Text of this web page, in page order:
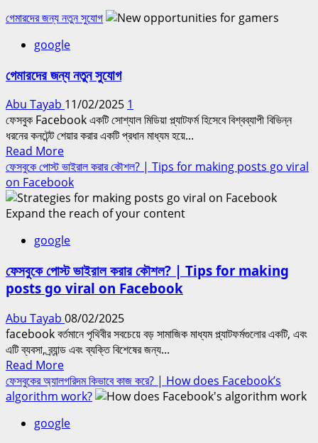
গেমারদের জন্য নতুন সুযোগ
google
গেমারদের জন্য নতুন সুযোগ
Abu Tayab 11/02/2025 1
ফেসবুক Facebook একটি সোশ্যাল মিডিয়া প্ল্যাটফর্ম হিসেবে বিশ্বব্যাপী বিভিন্ন
ধরনের কনটেন্ট শেয়ার করার একটি প্রধান মাধ্যম হয়ে...
Read MoreRead
more
about
গেমারদের
জন্য
সুযোগ
ফেসবুকে পোস্ট ভাইরাল করার কৌশল? | Tips for making posts go viral
on Facebook
google
ফেসবুকে পোস্ট ভাইরাল করার কৌশল? | Tips for making
posts go viral on Facebook
Abu Tayab 08/02/2025
facebook বর্তমানে পৃথিবীর সবচেয়ে বড় সামাজিক মাধ্যম প্ল্যাটফর্মগুলোর একটি, এবং
এটি ব্যবসা, ব্র্যান্ড এবং ব্যক্তি বিশেষের জন্য...
Read MoreRead
more
about
পোস্ট
ফেসবুকের অ্যালগরিদম কিভাবে কাজ করে? | How does Facebook’s
algorithm work?
google